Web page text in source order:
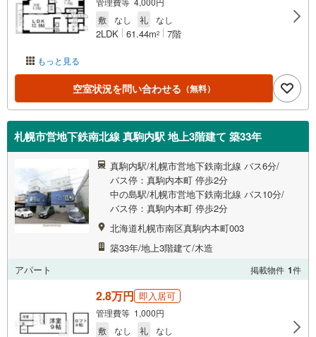
もっと見る
敷
なし 礼 なし
2LDK 61.44m2 7階
空室状況を問い合わせる （無料）
札幌市営地下鉄南北線 真駒内駅 地上3階建て 築33年
真駒内駅/札幌市営地下鉄南北線 バス6分/
バス停：真駒内本町 停歩2分
中の島駅/札幌市営地下鉄南北線 バス10分/
バス停：真駒内本町 停歩2分
北海道札幌市南区真駒内本町003
築33年/地上3階建て/木造
アパート
掲載物件 1件
2.8万円 即入居可
管理費等 1,000円
敷
なし 礼 なし